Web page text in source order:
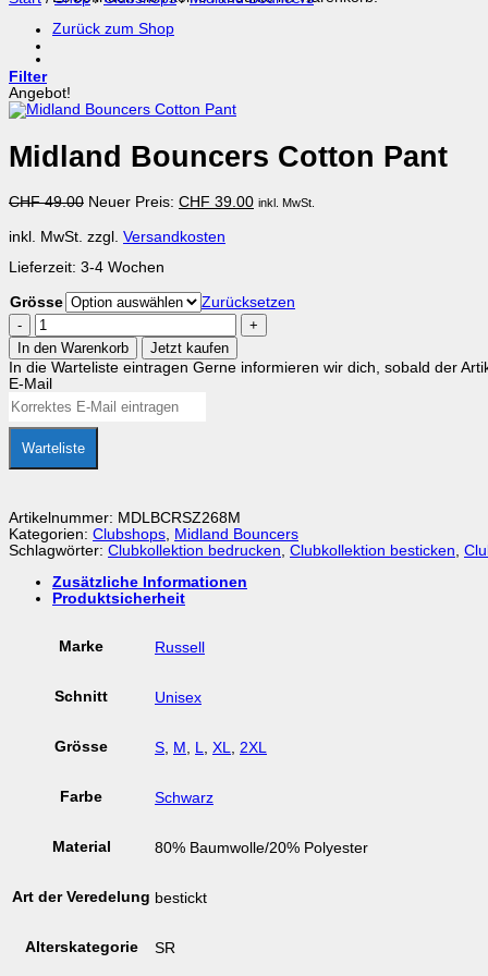
Zurück zum Shop
Filter
Angebot!
Midland Bouncers Cotton Pant
CHF49.00 Ursprünglicher
war:
CHF 49.00
Neuer Preis: CHF 39.00Aktueller
inkl. MwSt.
inkl. MwSt. zzgl. Versandkosten
Lieferzeit: 3-4 Wochen
Grösse
Zurücksetzen
Midland
Bouncers
Cotton
Pant
Menge
In den Warenkorb
Jetzt kaufen
In die Warteliste eintragen Gerne informieren wir dich, sobald der
E-Mail
Warteliste
Artikelnummer: MDLBCRSZ268M
Kategorien: Clubshops, Midland Bouncers
Schlagwörter: Clubkollektion bedrucken, Clubkollektion besticken,
Zusätzliche Informationen
Produktsicherheit
Marke Russell
Schnitt Unisex
Grösse S M XL 2XL
Farbe Schwarz
Material 80% Baumwolle/20% Polyester
Art der Veredelung bestickt
Alterskategorie SR